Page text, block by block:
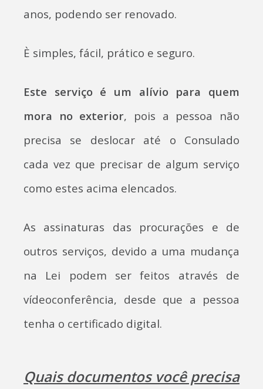
anos, podendo ser renovado.
È simples, fácil, prático e seguro.
Este serviço é um alívio para quem
mora no exterior, pois a pessoa não
precisa se deslocar até o Consulado
cada vez que precisar de algum serviço
como estes acima elencados.
As assinaturas das procurações e de
outros serviços, devido a uma mudança
na Lei podem ser feitos através de
vídeoconferência, desde que a pessoa
tenha o certificado digital.
Quais documentos você precisa